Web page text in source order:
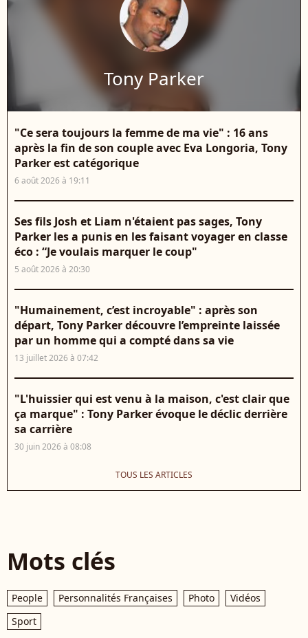
Tony Parker
"Ce sera toujours la femme de ma vie" : 16 ans
après la fin de son couple avec Eva Longoria, Tony
Parker est catégorique
6 août 2026 à 19:11
Ses fils Josh et Liam n'étaient pas sages, Tony
Parker les a punis en les faisant voyager en classe
éco : “Je voulais marquer le coup"
5 août 2026 à 20:30
"Humainement, c’est incroyable" : après son
départ, Tony Parker découvre l’empreinte laissée
par un homme qui a compté dans sa vie
13 juillet 2026 à 07:42
"L'huissier qui est venu à la maison, c'est clair que
ça marque" : Tony Parker évoque le déclic derrière
sa carrière
30 juin 2026 à 08:08
TOUS LES ARTICLES
Mots clés
People Personnalités Françaises Photo
Vidéos
Sport